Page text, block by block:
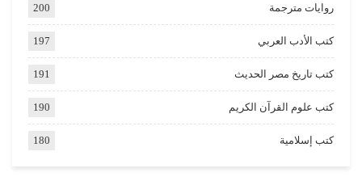
روايات مترجمة 200
كتب الأدب العربي 197
كتب تاريخ مصر الحديث 191
كتب علوم القرآن الكريم 190
كتب إسلامية 180